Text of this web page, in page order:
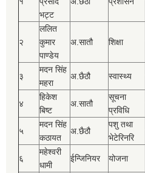
भट्ट
२
ललित
कुमार
पाण्डेय
अ.सातौ शिक्षा
३
मदन सिंह
महरा
अ.छैठौ स्वास्थ्य
४
हिकेश
बिष्‍ट
अ.सातौ
सूचना
प्रविधि
५
मदन सिंह
कठायत
अ.छैठौ
पशु तथा
भेटेरिनरि
६
महेश्‍वरी
धामी
ईन्जिनियर योजना